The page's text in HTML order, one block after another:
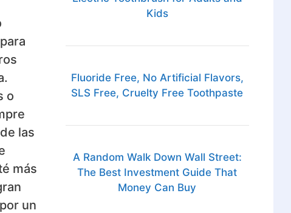
o
las
más
un
Kids
Fluoride Free, No Artificial Flavors,
SLS Free, Cruelty Free Toothpaste
A Random Walk Down Wall Street:
The Best Investment Guide That
Money Can Buy